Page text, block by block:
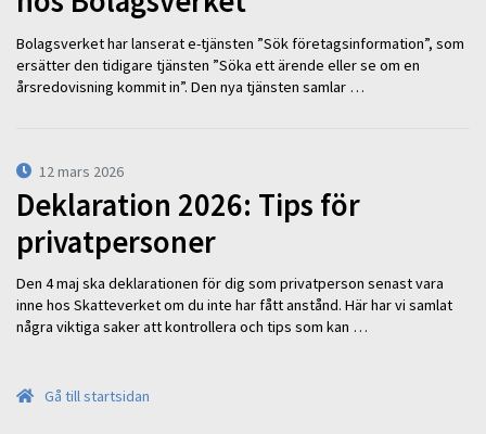
Bolagsverket har lanserat e-tjänsten ”Sök företagsinformation”, som
ersätter den tidigare tjänsten ”Söka ett ärende eller se om en
årsredovisning kommit in”. Den nya tjänsten samlar …
12 mars 2026
Deklaration 2026: Tips för
privatpersoner
Den 4 maj ska deklarationen för dig som privatperson senast vara
inne hos Skatteverket om du inte har fått anstånd. Här har vi samlat
några viktiga saker att kontrollera och tips som kan …
Gå till startsidan